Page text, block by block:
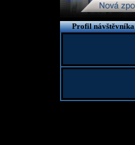
Profil návštěvníka